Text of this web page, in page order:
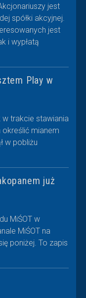
jest
spółki akcyjnej.
jest
i wypłatą
Play w
w trakcie stawiania
określić mianem
w pobliżu
już
MiŚOT w
MiŚOT na
poniżej. To zapis